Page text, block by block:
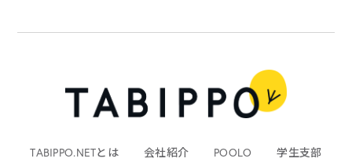
TABIPPO.NETとは 会社紹介 POOLO
学生支部